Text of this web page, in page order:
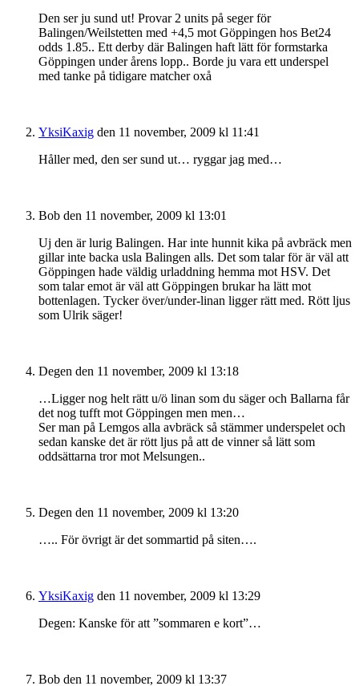
Den ser ju sund ut! Provar 2 units på seger för
Balingen/Weilstetten med +4,5 mot Göppingen hos Bet24
odds 1.85.. Ett derby där Balingen haft lätt för formstarka
Göppingen under årens lopp.. Borde ju vara ett underspel
med tanke på tidigare matcher oxå
YksiKaxig den 11 november, 2009 kl 11:41
Håller med, den ser sund ut… ryggar jag med…
Bob den 11 november, 2009 kl 13:01
Uj den är lurig Balingen. Har inte hunnit kika på avbräck men
gillar inte backa usla Balingen alls. Det som talar för är väl att
Göppingen hade väldig urladdning hemma mot HSV. Det
som talar emot är väl att Göppingen brukar ha lätt mot
bottenlagen. Tycker över/under-linan ligger rätt med. Rött ljus
som Ulrik säger!
Degen den 11 november, 2009 kl 13:18
…Ligger nog helt rätt u/ö linan som du säger och Ballarna får
det nog tufft mot Göppingen men men…
Ser man på Lemgos alla avbräck så stämmer underspelet och
sedan kanske det är rött ljus på att de vinner så lätt som
oddsättarna tror mot Melsungen..
Degen den 11 november, 2009 kl 13:20
….. För övrigt är det sommartid på siten….
YksiKaxig den 11 november, 2009 kl 13:29
Degen: Kanske för att ”sommaren e kort”…
Bob den 11 november, 2009 kl 13:37